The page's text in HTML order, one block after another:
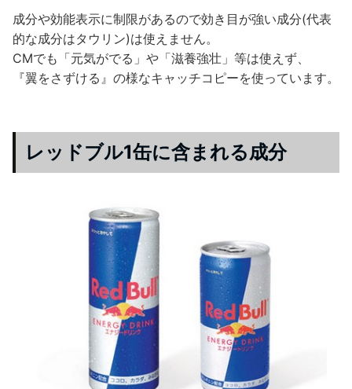
成分や効能表示に制限があるので効き目が強い成分(代表
的な成分はタウリン)は使えません。
CMでも「元気がでる」や「滋養強壮」等は使えず、
『翼をさずける』の様なキャッチコピーを使っています。
レッドブル1缶に含まれる成分